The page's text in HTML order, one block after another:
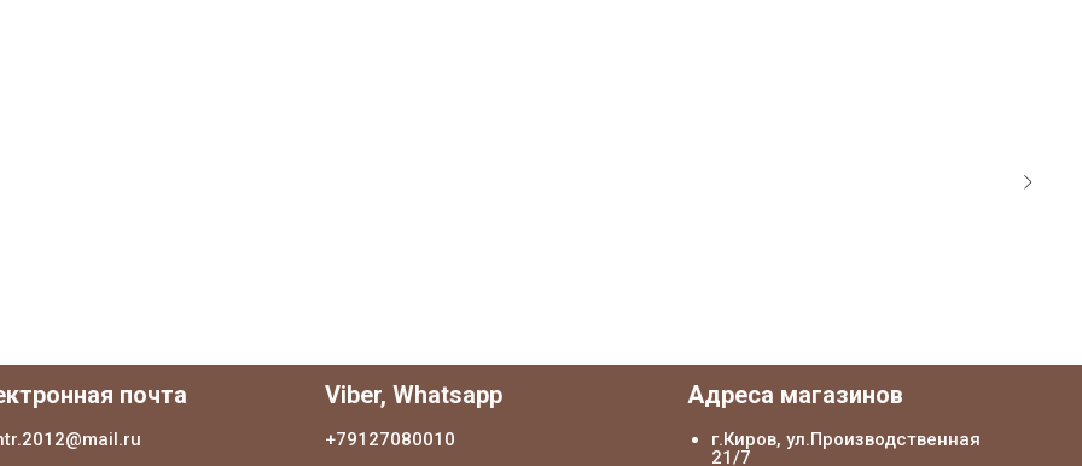
почта Viber, Whatsapp
+79127080010
Адреса магазинов
г.Киров, ул.Производственная
21/7